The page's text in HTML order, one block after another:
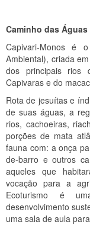
Caminho das Águas
Capivari-Monos é
Ambiental), criada
dos principais rios
Capivaras e do
Rota de jesuítas e
de suas águas, a
rios, cachoeiras,
porções de mata
fauna com: a onça
de-barro e outros
aqueles que
vocação para a
Ecoturismo é
desenvolvimento
uma sala de aula